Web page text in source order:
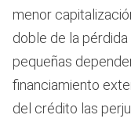
menor
doble de la
pequeñas
financiamiento
del crédito las